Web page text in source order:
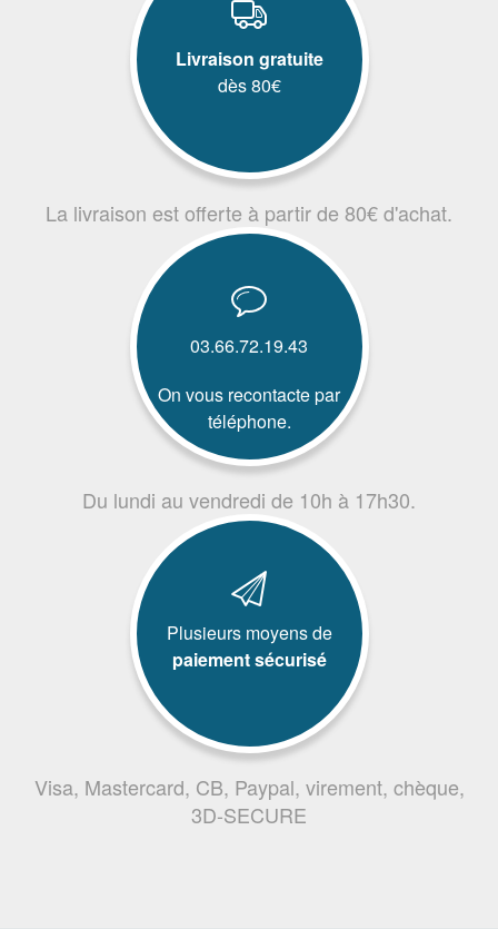
Livraison gratuite
dès 80€
La livraison est offerte à partir de 80€ d'achat.
03.66.72.19.43
On vous recontacte par
téléphone.
Du lundi au vendredi de 10h à 17h30.
Plusieurs moyens de
paiement sécurisé
Visa, Mastercard, CB, Paypal, virement, chèque,
3D-SECURE